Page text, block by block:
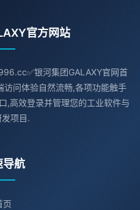
官方网站
银河集团GALAXY官网首
访问体验自然流畅,各项功能触手
,高效登录并管理您的工业软件与
项目.
导航
页